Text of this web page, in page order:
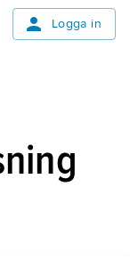
Logga in